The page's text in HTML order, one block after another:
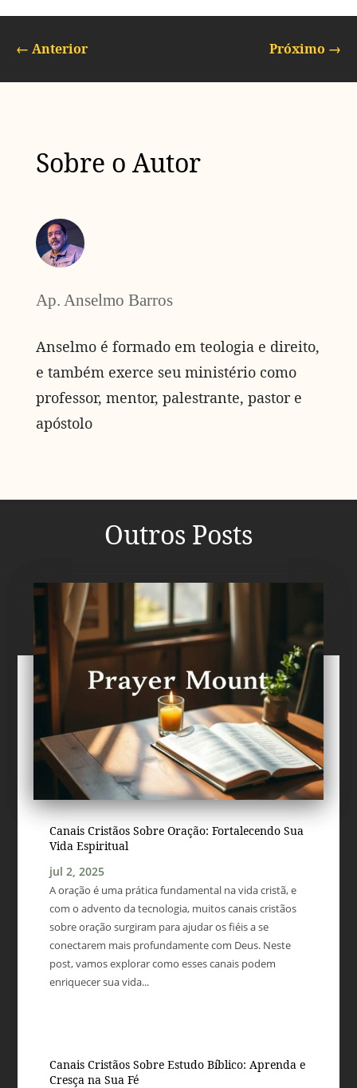
← Anterior Próximo →
Sobre o Autor
Ap. Anselmo Barros
Anselmo é formado em teologia e direito,
e também exerce seu ministério como
professor, mentor, palestrante, pastor e
apóstolo
Outros Posts
Canais Cristãos Sobre Oração: Fortalecendo Sua
Vida Espiritual
jul 2, 2025
A oração é uma prática fundamental na vida cristã, e
com o advento da tecnologia, muitos canais cristãos
sobre oração surgiram para ajudar os fiéis a se
conectarem mais profundamente com Deus. Neste
post, vamos explorar como esses canais podem
enriquecer sua vida...
Canais Cristãos Sobre Estudo Bíblico: Aprenda e
Cresça na Sua Fé